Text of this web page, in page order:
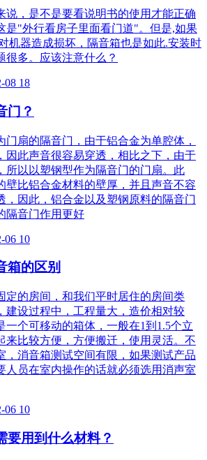
说，是不是要看说明书的使用才能正确
是"外行看房子里面看门道"。但是,如果
机器造成损坏，隔音箱也是如此.安装时
很多。应该注意什么？
08 18
门？
门扇的隔音门，由于铝合金为单腔体，
因此声音很容易穿透，相比之下，由于
所以以塑钢型作为隔音门的门扇。此
壁比铝合金材料的壁厚，并且声音不容
，因此，铝合金以及塑钢原料的隔音门
隔音门作用更好
06 10
箱的区别
定的房间，和我们平时居住的房间类
建设过程中，工程量大，造价相对较
一个可移动的箱体，一般在1到1.5个立
来比较方便，方便搬迁，使用灵活。不
，消音箱测试空间有限，如果测试产品
人员在室内操作的话就必须选用消声室
06 10
要用到什么材料？